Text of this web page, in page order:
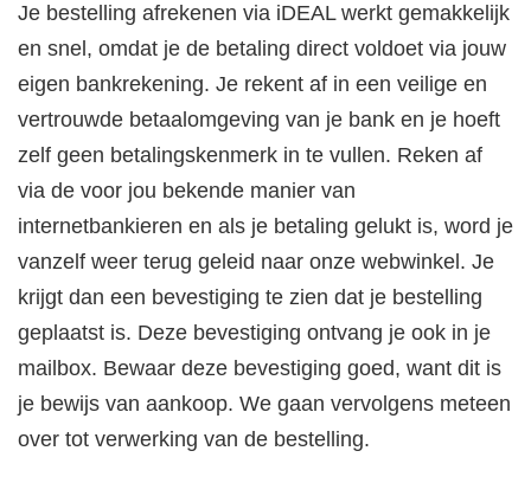
Je bestelling afrekenen via iDEAL werkt gemakkelijk
en snel, omdat je de betaling direct voldoet via jouw
eigen bankrekening. Je rekent af in een veilige en
vertrouwde betaalomgeving van je bank en je hoeft
zelf geen betalingskenmerk in te vullen. Reken af
via de voor jou bekende manier van
internetbankieren en als je betaling gelukt is, word je
vanzelf weer terug geleid naar onze webwinkel. Je
krijgt dan een bevestiging te zien dat je bestelling
geplaatst is. Deze bevestiging ontvang je ook in je
mailbox. Bewaar deze bevestiging goed, want dit is
je bewijs van aankoop. We gaan vervolgens meteen
over tot verwerking van de bestelling.